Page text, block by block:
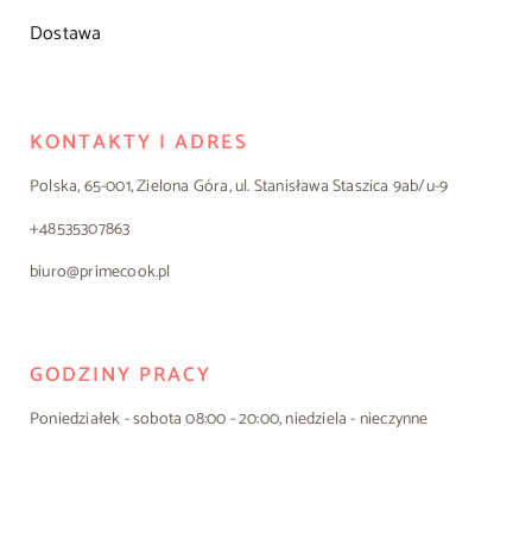
Dostawa
KONTAKTY I ADRES
Polska, 65-001, Zielona Góra, ul. Stanisława Staszica 9ab/u-9
+48535307863
biuro@primecook.pl
GODZINY PRACY
Poniedziałek - sobota 08:00 - 20:00, niedziela - nieczynne